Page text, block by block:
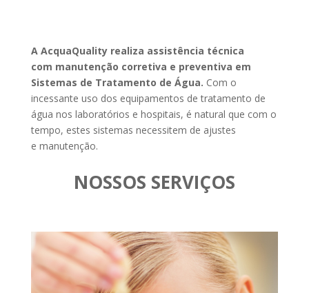
A AcquaQuality realiza assistência técnica
com manutenção corretiva e preventiva em
Sistemas de Tratamento de Água. Com o
incessante uso dos equipamentos de tratamento de
água nos laboratórios e hospitais, é natural que com o
tempo, estes sistemas necessitem de ajustes
e manutenção.
NOSSOS SERVIÇOS